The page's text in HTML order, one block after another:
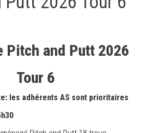
Pitch and Putt 2026
Tour 6
les adhérents AS sont prioritaires